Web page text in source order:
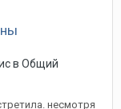
в Общий
несмотря